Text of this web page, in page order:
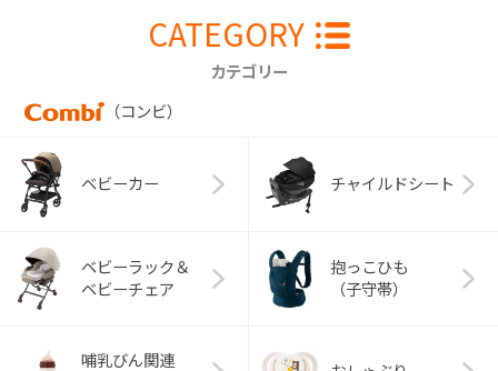
CATEGORY
カテゴリー
（コンビ）
ベビーカー チャイルドシート
ベビーラック＆
ベビーチェア
抱っこひも
（子守帯）
哺乳びん関連